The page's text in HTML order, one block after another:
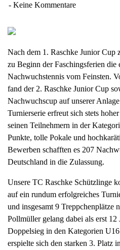
Keine Kommentare
Nach dem 1. Raschke Junior Cup
zu Beginn der Faschingsferien
Nachwuchstennis vom Feinsten.
fand der 2. Raschke Junior Cup
Nachwuchscup auf unserer
Turnierserie erfreut sich stets
seinen Teilnehmern in der
Punkte, tolle Pokale und
Bewerben schafften es 207
Deutschland in die Zulassung.
Unsere TC Raschke Schützlinge
auf ein rundum erfolgreiches
und insgesamt 9 Treppchenplätze
Pollmüller gelang dabei als erst 12
Doppelsieg in den Kategorien
erspielte sich den starken 3. Platz